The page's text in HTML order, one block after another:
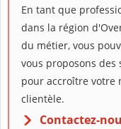
En tant que
dans la région
du métier, vous
vous proposons des
pour accroître votre
clientèle.
Contactez-